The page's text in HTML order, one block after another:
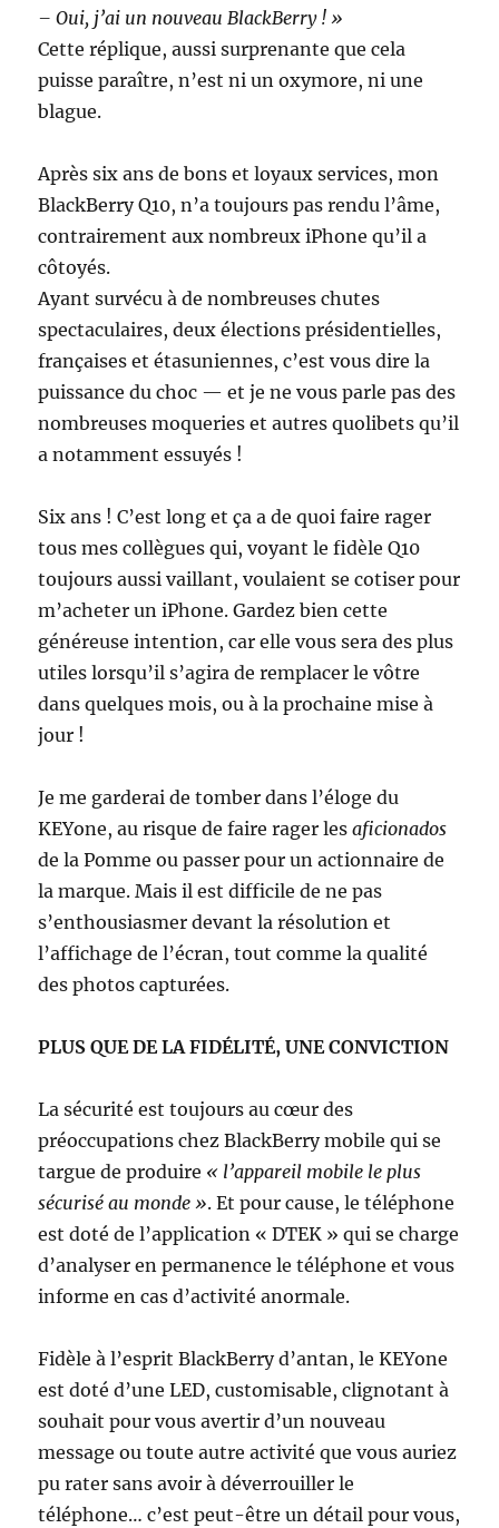
– Oui, j’ai un nouveau BlackBerry ! »
Cette réplique, aussi surprenante que cela
puisse paraître, n’est ni un oxymore, ni une
blague.
Après six ans de bons et loyaux services, mon
BlackBerry Q10, n’a toujours pas rendu l’âme,
contrairement aux nombreux iPhone qu’il a
côtoyés.
Ayant survécu à de nombreuses chutes
spectaculaires, deux élections présidentielles,
françaises et étasuniennes, c’est vous dire la
puissance du choc — et je ne vous parle pas des
nombreuses moqueries et autres quolibets qu’il
a notamment essuyés !
Six ans ! C’est long et ça a de quoi faire rager
tous mes collègues qui, voyant le fidèle Q10
toujours aussi vaillant, voulaient se cotiser pour
m’acheter un iPhone. Gardez bien cette
généreuse intention, car elle vous sera des plus
utiles lorsqu’il s’agira de remplacer le vôtre
dans quelques mois, ou à la prochaine mise à
jour !
Je me garderai de tomber dans l’éloge du
KEYone, au risque de faire rager lesaficionados
de la Pomme ou passer pour un actionnaire de
la marque. Mais il est difficile de ne pas
s’enthousiasmer devant la résolution et
l’affichage de l’écran, tout comme la qualité
des photos capturées.
PLUS QUE DE LA FIDÉLITÉ, UNE CONVICTION
La sécurité est toujours au cœur des
préoccupations chez BlackBerry mobile qui se
targue de produire « l’appareil mobile le plus
sécurisé au monde ». Et pour cause, le téléphone
est doté de l’application « DTEK » qui se charge
d’analyser en permanence le téléphone et vous
informe en cas d’activité anormale.
Fidèle à l’esprit BlackBerry d’antan, le KEYone
est doté d’une LED, customisable, clignotant à
souhait pour vous avertir d’un nouveau
message ou toute autre activité que vous auriez
pu rater sans avoir à déverrouiller le
téléphone… c’est peut-être un détail pour vous,